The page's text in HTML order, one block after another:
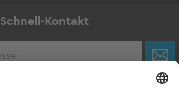
Schnell-Kontakt